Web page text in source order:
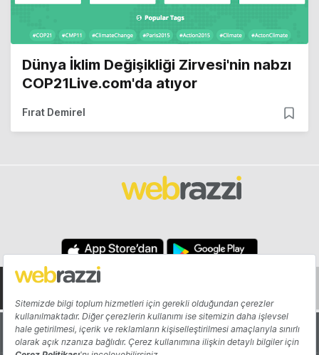
Türkiye'de okurların yüzde 25'i haberleri
WhatsApp'tan paylaşıyor [Rapor]
DIJITAL